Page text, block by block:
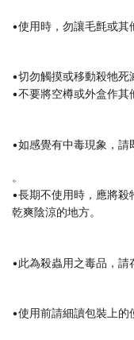
•使用時，勿讓毛氈或其
•切勿觸摸或移動殺牠
•不要將空樽或外盒作其
•如感覺有中毒現象，請
。
•長期不使用時，應將
乾爽陰涼的地方。
•此為殺蟲用之毒品，請
•使用前請細讀包裝上的